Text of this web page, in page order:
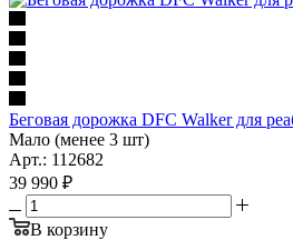
Беговая дорожка DFC Walker для
Мало (менее 3 шт)
Арт.: 112682
39 990 ₽
В корзину